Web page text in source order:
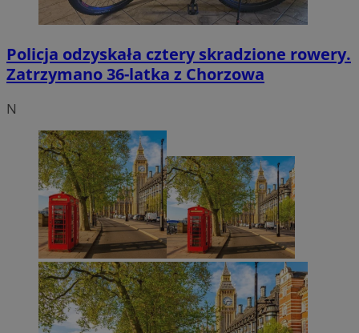
Policja odzyskała cztery skradzione rowery.
Zatrzymano 36-latka z Chorzowa
N